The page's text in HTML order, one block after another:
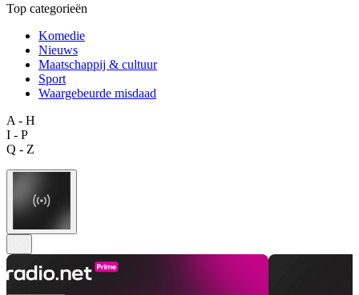
Top categorieën
Komedie
Nieuws
Maatschappij & cultuur
Sport
Waargebeurde misdaad
A - H
I - P
Q - Z